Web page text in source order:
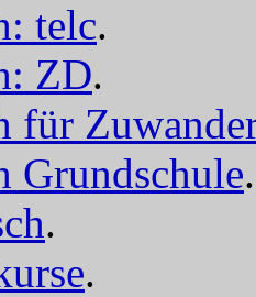
telc.
ZD.
für
Grundschule.
.
.